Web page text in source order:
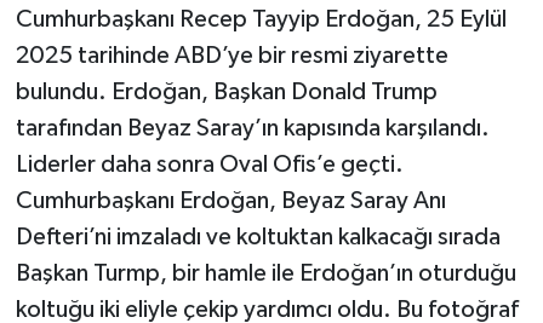
Cumhurbaşkanı Recep Tayyip Erdoğan, 25 Eylül
2025 tarihinde ABD’ye bir resmi ziyarette
bulundu. Erdoğan, Başkan Donald Trump
tarafından Beyaz Saray’ın kapısında karşılandı.
Liderler daha sonra Oval Ofis’e geçti.
Cumhurbaşkanı Erdoğan, Beyaz Saray Anı
Defteri’ni imzaladı ve koltuktan kalkacağı sırada
Başkan Turmp, bir hamle ile Erdoğan’ın oturduğu
koltuğu iki eliyle çekip yardımcı oldu. Bu fotoğraf